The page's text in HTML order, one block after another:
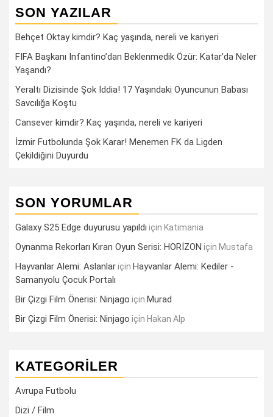
SON YAZILAR
Behçet Oktay kimdir? Kaç yaşında, nereli ve kariyeri
FIFA Başkanı Infantino’dan Beklenmedik Özür: Katar’da Neler
Yaşandı?
Yeraltı Dizisinde Şok İddia! 17 Yaşındaki Oyuncunun Babası
Savcılığa Koştu
Cansever kimdir? Kaç yaşında, nereli ve kariyeri
İzmir Futbolunda Şok Karar! Menemen FK da Ligden
Çekildiğini Duyurdu
SON YORUMLAR
Galaxy S25 Edge duyurusu yapıldı için Katimania
Oynanma Rekorları Kıran Oyun Serisi: HORİZON için Mustafa
Hayvanlar Alemi: Aslanlariçin Hayvanlar Alemi: Kediler -
Samanyolu Çocuk Portalı
Bir Çizgi Film Önerisi: Ninjago için Murad
Bir Çizgi Film Önerisi: Ninjago için Hakan Alp
KATEGORILER
Avrupa Futbolu
Dizi / Film